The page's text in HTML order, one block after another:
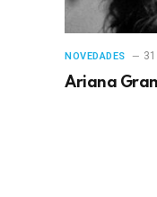
NOVEDADES
Ariana